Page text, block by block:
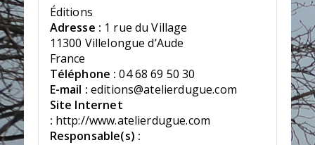
Éditions
Adresse : 1 rue du Village
11300 Villelongue d’Aude
France
Téléphone : 04 68 69 50 30
E-mail : editions@atelierdugue.com
Site Internet
: http://www.atelierdugue.com
Responsable(s) :